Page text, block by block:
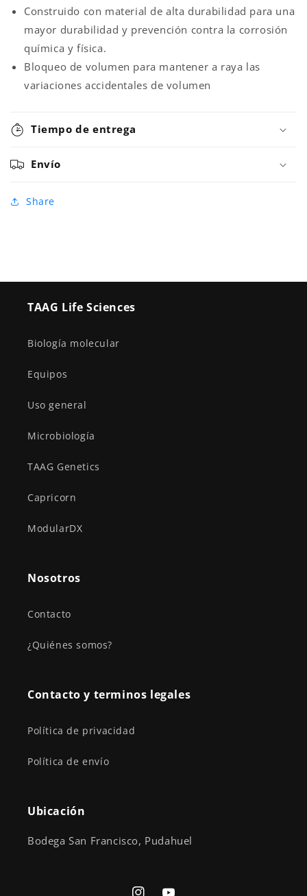
Construido con material de alta durabilidad para una
mayor durabilidad y prevención contra la corrosión
química y física.
Bloqueo de volumen para mantener a raya las
variaciones accidentales de volumen
Tiempo de entrega
Envío
Share
TAAG Life Sciences
Biología molecular
Equipos
Uso general
Microbiología
TAAG Genetics
Capricorn
ModularDX
Nosotros
Contacto
¿Quiénes somos?
Contacto y terminos legales
Política de privacidad
Política de envío
Ubicación
Bodega San Francisco, Pudahuel